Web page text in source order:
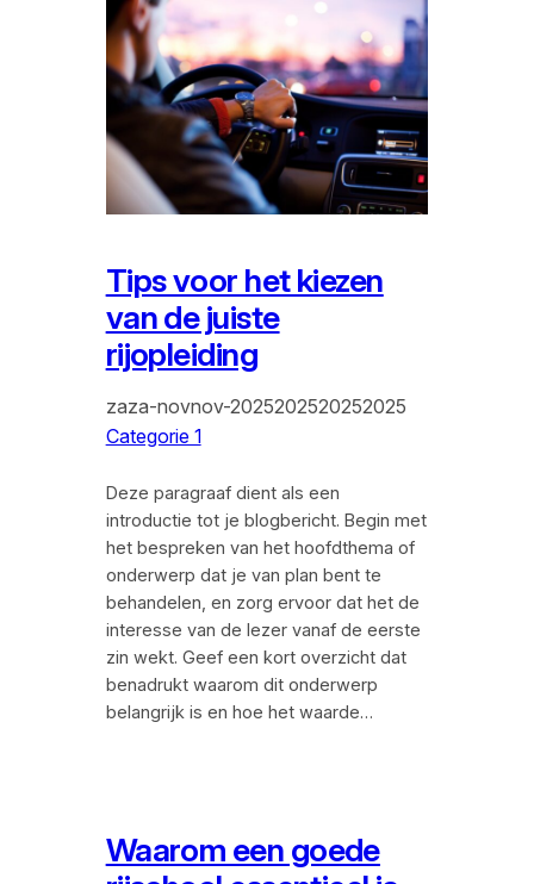
Tips voor het kiezen
van de juiste
rijopleiding
zaza-novnov-2025202520252025
Categorie 1
Deze paragraaf dient als een
introductie tot je blogbericht. Begin met
het bespreken van het hoofdthema of
onderwerp dat je van plan bent te
behandelen, en zorg ervoor dat het de
interesse van de lezer vanaf de eerste
zin wekt. Geef een kort overzicht dat
benadrukt waarom dit onderwerp
belangrijk is en hoe het waarde…
Waarom een goede